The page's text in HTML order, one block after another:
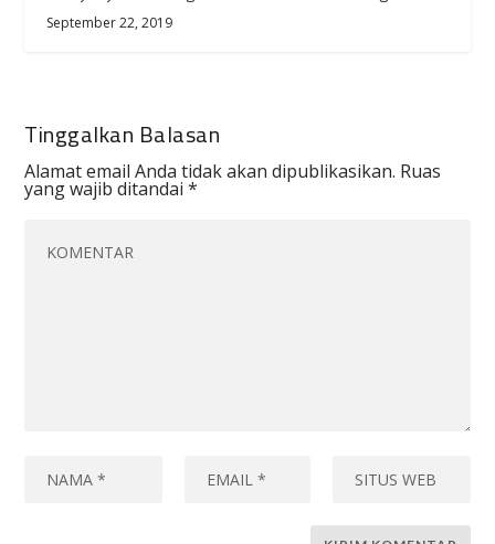
September 22, 2019
Tinggalkan Balasan
Alamat email Anda tidak akan dipublikasikan. Ruas
yang wajib ditandai*